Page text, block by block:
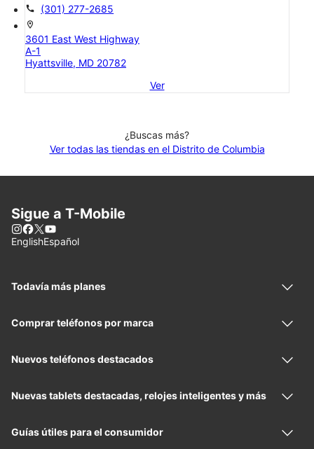
call (301) 277-2685
location_on
3601 East West Highway
A-1
Hyattsville, MD 20782
Ver
¿Buscas más?
Ver todas las tiendas en el Distrito de Columbia